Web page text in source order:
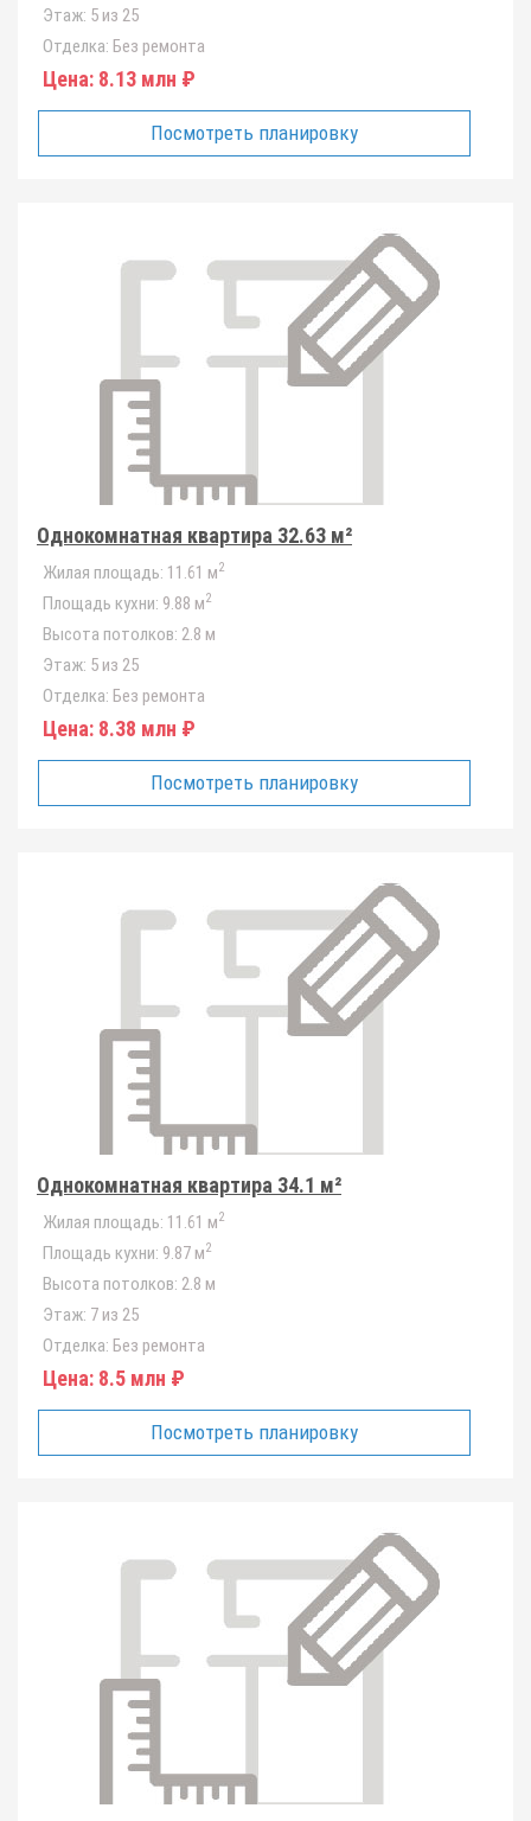
Этаж: 5 из 25
Отделка: Без ремонта
Цена: 8.13 млн ₽
Посмотреть планировку
Однокомнатная квартира 32.63 м²
Жилая площадь: 11.61 м2
Площадь кухни: 9.88 м2
Высота потолков: 2.8 м
Этаж: 5 из 25
Отделка: Без ремонта
Цена: 8.38 млн ₽
Посмотреть планировку
Однокомнатная квартира 34.1 м²
Жилая площадь: 11.61 м2
Площадь кухни: 9.87 м2
Высота потолков: 2.8 м
Этаж: 7 из 25
Отделка: Без ремонта
Цена: 8.5 млн ₽
Посмотреть планировку